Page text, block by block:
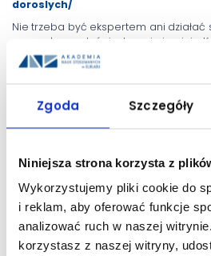
Zgoda Szczegóły
Niniejsza strona korzysta z
Wykorzystujemy pliki cookie do
i reklam, aby oferować funkcje
analizować ruch w naszej
korzystasz z naszej witryny,
doroslych/
Nie trzeba być ekspertem ani działać
masz własne doświadczenia i opinię.
UDOSTĘPNIJ: